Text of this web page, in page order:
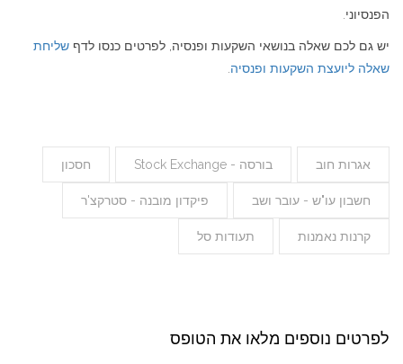
הפנסיוני.
יש גם לכם שאלה בנושאי השקעות ופנסיה, לפרטים כנסו לדף שליחת
שאלה ליועצת השקעות ופנסיה
אגרות חוב בורסה - Stock Exchange חסכון
חשבון עו"ש - עובר ושב פיקדון מובנה - סטרקצ'ר
קרנות נאמנות תעודות סל
לפרטים נוספים מלאו את הטופס